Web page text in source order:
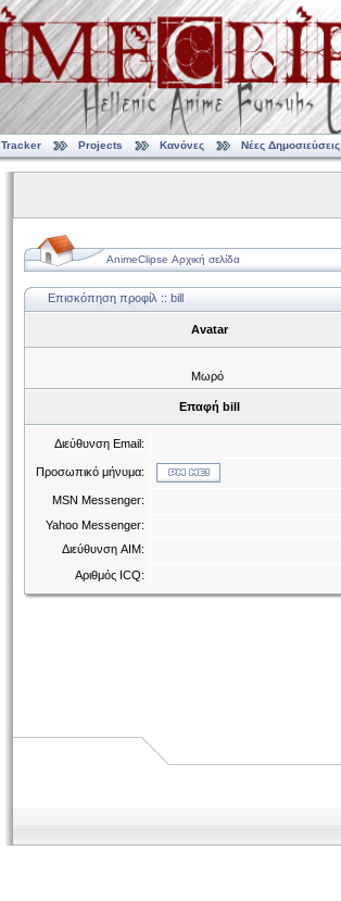
Tracker Projects Κανόνες Νέες Δημοσιεύσεις
AnimeClipse Αρχική σελίδα
Επισκόπηση προφίλ :: bill
Avatar
Μωρό
Επαφή bill
Διεύθυνση Email:
Προσωπικό μήνυμα:
MSN Messenger:
Yahoo Messenger:
Διεύθυνση AIM:
Αριθμός ICQ: